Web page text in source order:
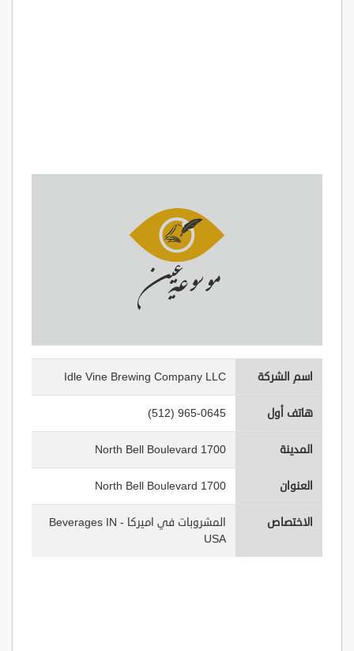
اسم الشركة Idle Vine Brewing Company LLC
هاتف أول (512) 965-0645
المدينة 1700 North Bell Boulevard
العنوان 1700 North Bell Boulevard
الاختصاص
المشروبات في اميركا - Beverages IN
USA